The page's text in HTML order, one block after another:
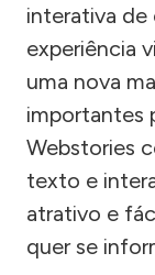
interativa de
experiência
uma nova
importantes
Webstories
texto e
atrativo e
quer se